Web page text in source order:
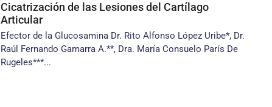
Cicatrización de las Lesiones del Cartílago
Articular
Efector de la Glucosamina Dr. Rito Alfonso López Uribe*, Dr.
Raúl Fernando Gamarra A.**, Dra. María Consuelo París De
Rugeles***...